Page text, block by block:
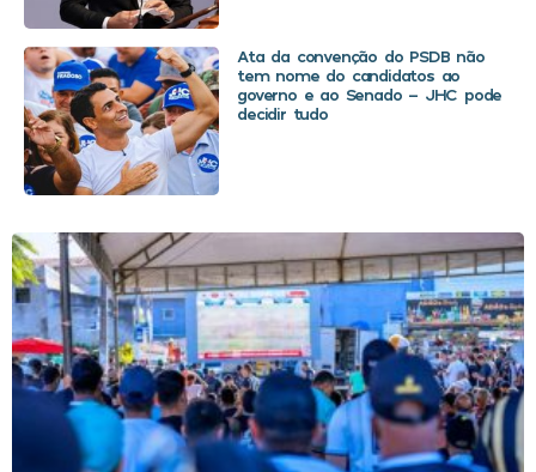
Ata da convenção do PSDB não
tem nome do candidatos ao
governo e ao Senado – JHC pode
decidir tudo